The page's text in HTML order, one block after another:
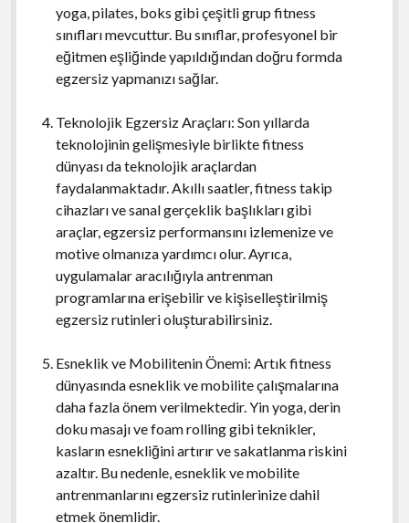
yoga, pilates, boks gibi çeşitli grup fitness
sınıfları mevcuttur. Bu sınıflar, profesyonel bir
eğitmen eşliğinde yapıldığından doğru formda
egzersiz yapmanızı sağlar.
Teknolojik Egzersiz Araçları: Son yıllarda
teknolojinin gelişmesiyle birlikte fitness
dünyası da teknolojik araçlardan
faydalanmaktadır. Akıllı saatler, fitness takip
cihazları ve sanal gerçeklik başlıkları gibi
araçlar, egzersiz performansını izlemenize ve
motive olmanıza yardımcı olur. Ayrıca,
uygulamalar aracılığıyla antrenman
programlarına erişebilir ve kişiselleştirilmiş
egzersiz rutinleri oluşturabilirsiniz.
Esneklik ve Mobilitenin Önemi: Artık fitness
dünyasında esneklik ve mobilite çalışmalarına
daha fazla önem verilmektedir. Yin yoga, derin
doku masajı ve foam rolling gibi teknikler,
kasların esnekliğini artırır ve sakatlanma riskini
azaltır. Bu nedenle, esneklik ve mobilite
antrenmanlarını egzersiz rutinlerinize dahil
etmek önemlidir.